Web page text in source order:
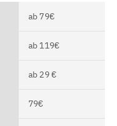
ab 79€
ab 119€
ab 29 €
79€